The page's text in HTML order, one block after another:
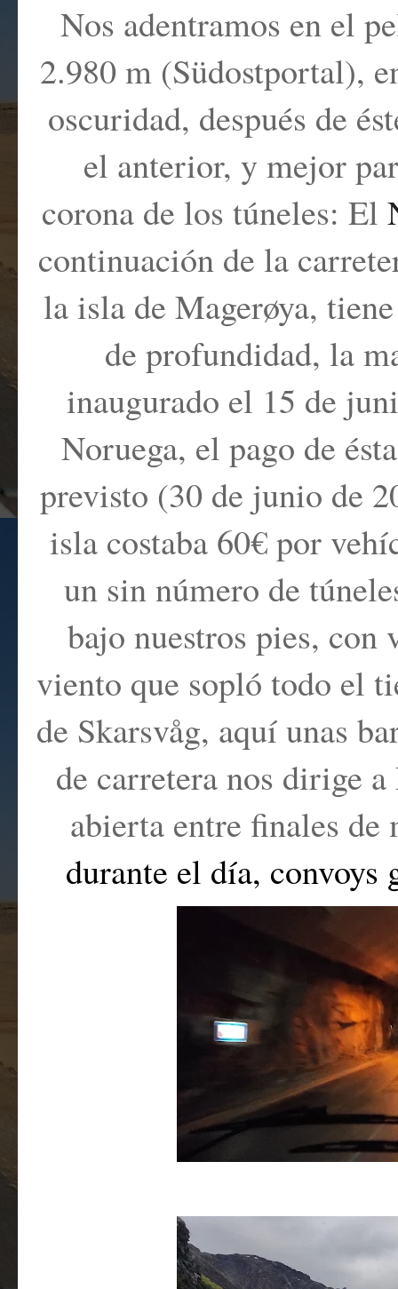
Nos adentramos en el
2.980 m (Südostportal),
oscuridad, después de
el anterior, y mejor
corona de los túneles: El
continuación de la
la isla de Magerøya,
de profundidad, la
inaugurado el 15 de
Noruega, el pago de
previsto (30 de junio de
isla costaba 60€ por
un sin número de
bajo nuestros pies, con
viento que sopló todo el
de Skarsvåg, aquí unas
de carretera nos dirige
abierta entre finales de
durante el día, convoys